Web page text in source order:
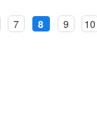
7 8 9 10